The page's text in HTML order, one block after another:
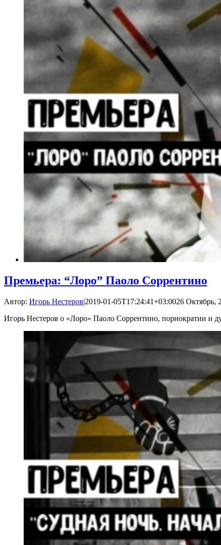
Премьера: “Лоро” Паоло Соррентино
Автор: Игорь Нестеров|2019-01-05T17:24:41+03:0026 Октябрь,
Игорь Нестеров о «Лоро» Паоло Соррентино, порнократии и